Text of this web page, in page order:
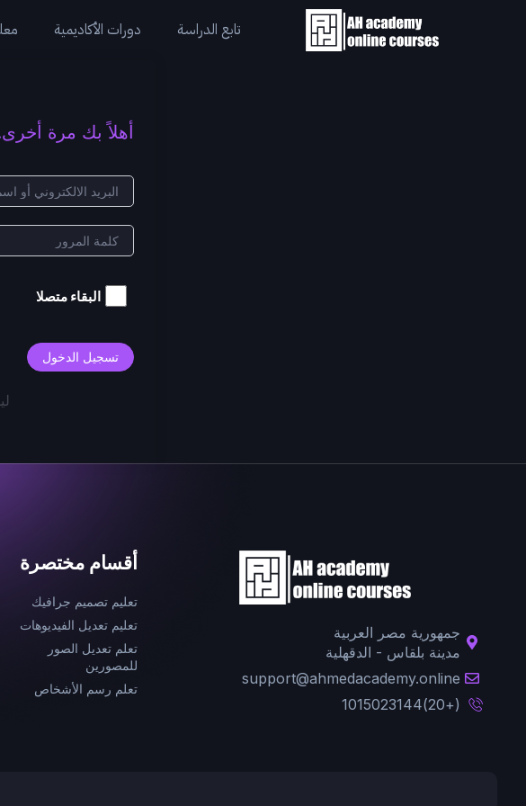
تابع الدراسة دورات الأكاديمية
أهلاً بك مرة
البقاء متصلا
تسجيل الدخول
جمهورية مصر العربية
مدينة بلقاس - الدقهلية
support@ahmedacademy.online
(+20)1015023144
أقسام مختصرة
تعليم تصميم جرافيك
تعليم تعديل الفيديوهات
تعلم تعديل الصور
للمصورين
تعلم رسم الأشخاص